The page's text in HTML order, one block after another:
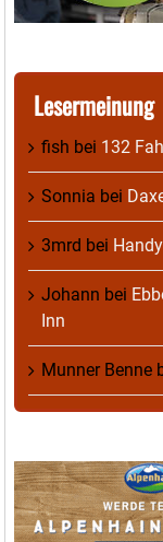
Lesermeinung
fish bei 132
Sonnia bei
3mrd bei
Johann bei
Inn
Munner Benne